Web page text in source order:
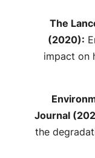
The
(2020):
impact on
Journal
the